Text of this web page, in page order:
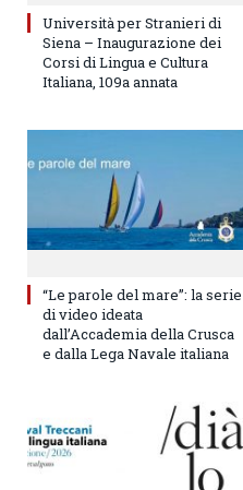
Università per Stranieri di
Siena – Inaugurazione dei
Corsi di Lingua e Cultura
Italiana, 109a annata
“Le parole del mare”: la serie
di video ideata
dall’Accademia della Crusca
e dalla Lega Navale italiana